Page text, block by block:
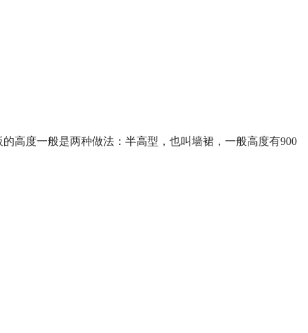
高度一般是两种做法：半高型，也叫墙裙，一般高度有900